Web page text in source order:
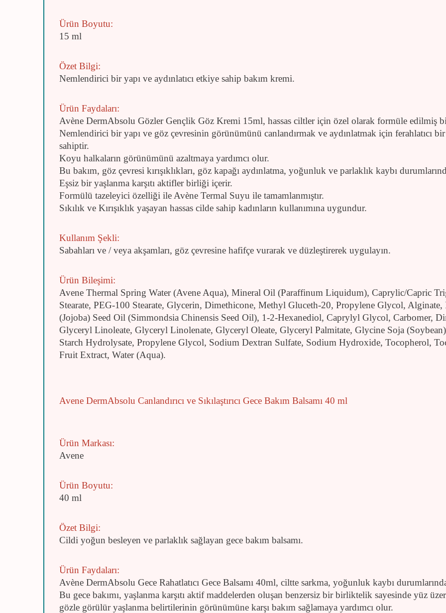
Ürün Boyutu:
15 ml
Özet Bilgi:
Nemlendirici bir yapı ve aydınlatıcı etkiye sahip bakım kremi.
Ürün Faydaları:
Avène DermAbsolu Gözler Gençlik Göz Kremi 15ml, hassas ciltler için özel olarak formüle edilmiş
Nemlendirici bir yapı ve göz çevresinin görünümünü canlandırmak ve aydınlatmak için ferahlatıcı
sahiptir.
Koyu halkaların görünümünü azaltmaya yardımcı olur.
Bu bakım, göz çevresi kırışıklıkları, göz kapağı aydınlatma, yoğunluk ve parlaklık kaybı
Eşsiz bir yaşlanma karşıtı aktifler birliği içerir.
Formülü tazeleyici özelliği ile Avène Termal Suyu ile tamamlanmıştır.
Sıkılık ve Kırışıklık yaşayan hassas cilde sahip kadınların kullanımına uygundur.
Kullanım Şekli:
Sabahları ve / veya akşamları, göz çevresine hafifçe vurarak ve düzleştirerek uygulayın.
Ürün Bileşimi:
Avene Thermal Spring Water (Avene Aqua), Mineral Oil (Paraffinum Liquidum), Caprylic/Capric
Stearate, PEG-100 Stearate, Glycerin, Dimethicone, Methyl Gluceth-20, Propylene Glycol,
(Jojoba) Seed Oil (Simmondsia Chinensis Seed Oil), 1-2-Hexanediol, Caprylyl Glycol, Carbomer,
Glyceryl Linoleate, Glyceryl Linolenate, Glyceryl Oleate, Glyceryl Palmitate, Glycine Soja
Starch Hydrolysate, Propylene Glycol, Sodium Dextran Sulfate, Sodium Hydroxide, Tocopherol,
Fruit Extract, Water (Aqua).
Avene DermAbsolu Canlandırıcı ve Sıkılaştırıcı Gece Bakım Balsamı 40 ml
Ürün Markası:
Avene
Ürün Boyutu:
40 ml
Özet Bilgi:
Cildi yoğun besleyen ve parlaklık sağlayan gece bakım balsamı.
Ürün Faydaları:
Avène DermAbsolu Gece Rahatlatıcı Gece Balsamı 40ml, ciltte sarkma, yoğunluk kaybı
Bu gece bakımı, yaşlanma karşıtı aktif maddelerden oluşan benzersiz bir birliktelik sayesinde yüz
gözle görülür yaşlanma belirtilerinin görünümüne karşı bakım sağlamaya yardımcı olur.